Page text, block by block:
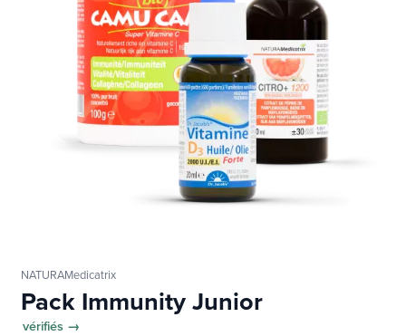
NATURAMedicatrix
Pack Immunity Junior
vérifiés →